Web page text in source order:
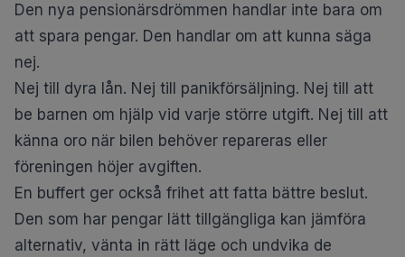
Den nya pensionärsdrömmen handlar inte bara om
att spara pengar. Den handlar om att kunna säga
nej.
Nej till dyra lån. Nej till panikförsäljning. Nej till att
be barnen om hjälp vid varje större utgift. Nej till att
känna oro när bilen behöver repareras eller
föreningen höjer avgiften.
En buffert ger också frihet att fatta bättre beslut.
Den som har pengar lätt tillgängliga kan jämföra
alternativ, vänta in rätt läge och undvika de